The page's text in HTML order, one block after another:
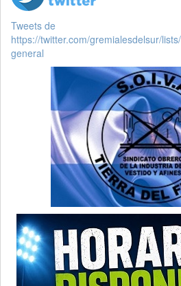
Tweets de
https://twitter.com/gremialesdelsur/
general